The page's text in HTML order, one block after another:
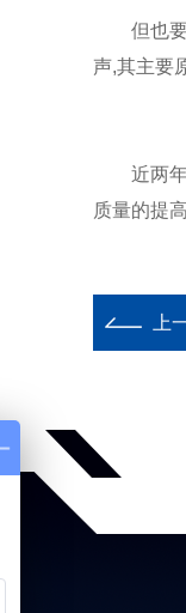
但也要提
声,其主要
近两年
质量的提
上